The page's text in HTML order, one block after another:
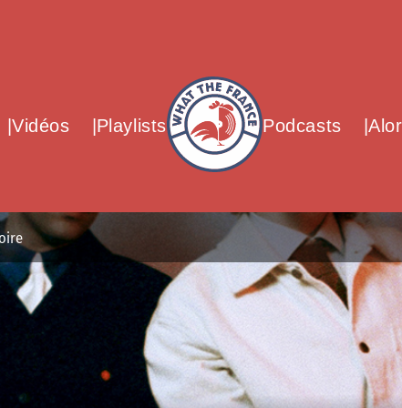
Vidéos Playlists
What The France – Back to
Podcasts